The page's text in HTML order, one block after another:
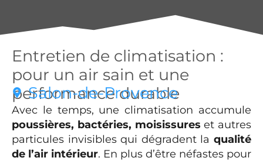
Entretien de climatisation :
pour un air sain et une
performance durable
Salon-de-Provence
Avec le temps, une climatisation accumule
poussières, bactéries, moisissures et autres
particules invisibles qui dégradent la qualité
de l’air intérieur. En plus d’être néfastes pour